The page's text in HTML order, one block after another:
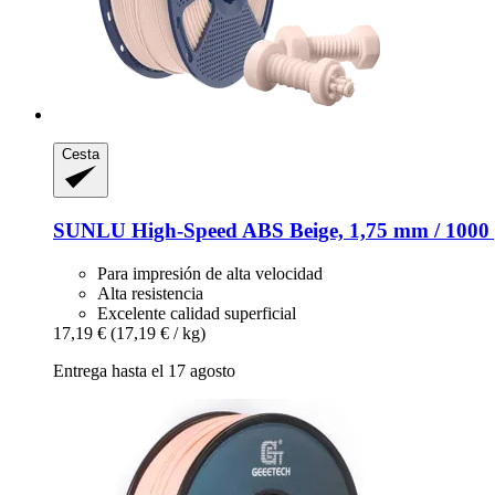
Cesta
SUNLU High-​Speed ABS Beige, 1,75 mm / 1000
Para impresión de alta velocidad
Alta resistencia
Excelente calidad superficial
17,19 € (17,19 € / kg)
Entrega hasta el 17 agosto